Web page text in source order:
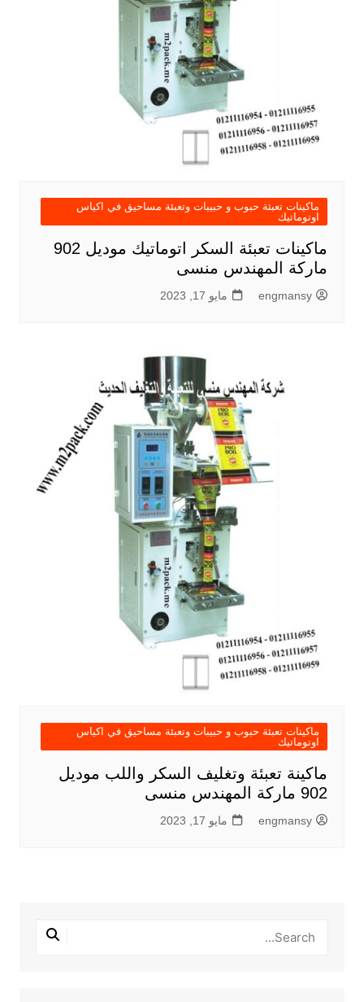
ماكينات تعبئة حبوب و حبيبات وتعبئة مساحيق في اكياس
اوتوماتيك
ماكينات تعبئة السكر اتوماتيك موديل 902
ماركة المهندس منسى
engmansy مايو 17, 2023
ماكينات تعبئة حبوب و حبيبات وتعبئة مساحيق في اكياس
اوتوماتيك
ماكينة تعبئة وتغليف السكر واللب موديل
902 ماركة المهندس منسى
engmansy مايو 17, 2023